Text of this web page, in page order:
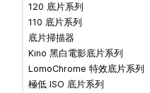
120 底片系列
110 底片系列
底片掃描器
Kino 黑白電影底片系列
LomoChrome 特效底片系列
極低 ISO 底片系列